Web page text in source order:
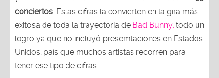
conciertos. Estas cifras la convierten en la gira más
exitosa de toda la trayectoria de Bad Bunny; todo un
logro ya que no incluyó presemtaciones en Estados
Unidos, país que muchos artistas recorren para
tener ese tipo de cifras.